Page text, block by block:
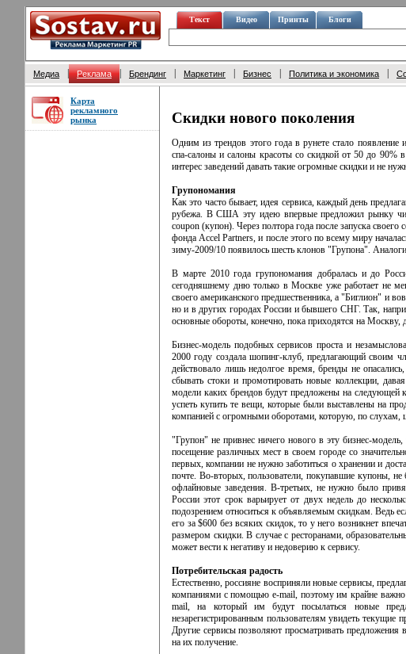
Текст Видео Принты Блоги
Медиа Реклама Брендинг Маркетинг Бизнес Политика и экономика
Карта
рекламного
рынка
Скидки нового поколения
Одним из трендов этого года в рунете стало появление
спа-салоны и салоны красоты со скидкой от 50 до 90%
интерес заведений давать такие огромные скидки и не
Групономания
Как это часто бывает, идея сервиса, каждый день
рубежа. В США эту идею впервые предложил рынку
coupon (купон). Через полтора года после запуска
фонда Accel Partners, и после этого по всему миру
зиму-2009/10 появилось шесть клонов "Групона".
В марте 2010 года групономания добралась и до
сегодняшнему дню только в Москве уже работает не
своего американского предшественника, а "Биглион" и
но и в других городах России и бывшего СНГ. Так,
основные обороты, конечно, пока приходятся на Москву,
Бизнес-модель подобных сервисов проста и
2000 году создала шопинг-клуб, предлагающий своим
действовало лишь недолгое время, бренды не
сбывать стоки и промотировать новые коллекции,
модели каких брендов будут предложены на следующей
успеть купить те вещи, которые были выставлены на
компанией с огромными оборотами, которую, по слухам,
"Групон" не привнес ничего нового в эту бизнес-
посещение различных мест в своем городе со
первых, компании не нужно заботиться о хранении и
почте. Во-вторых, пользователи, покупавшие купоны,
офлайновые заведения. В-третьих, не нужно было
России этот срок варьирует от двух недель до
подозрением относиться к объявляемым скидкам. Ведь
его за $600 без всяких скидок, то у него возникнет
размером скидки. В случае с ресторанами,
может вести к негативу и недоверию к сервису.
Потребительская радость
Естественно, россияне восприняли новые сервисы,
компаниями с помощью e-mail, поэтому им крайне важно
mail, на который им будут посылаться новые
незарегистрированным пользователям увидеть
Другие сервисы позволяют просматривать предложения
на их получение.